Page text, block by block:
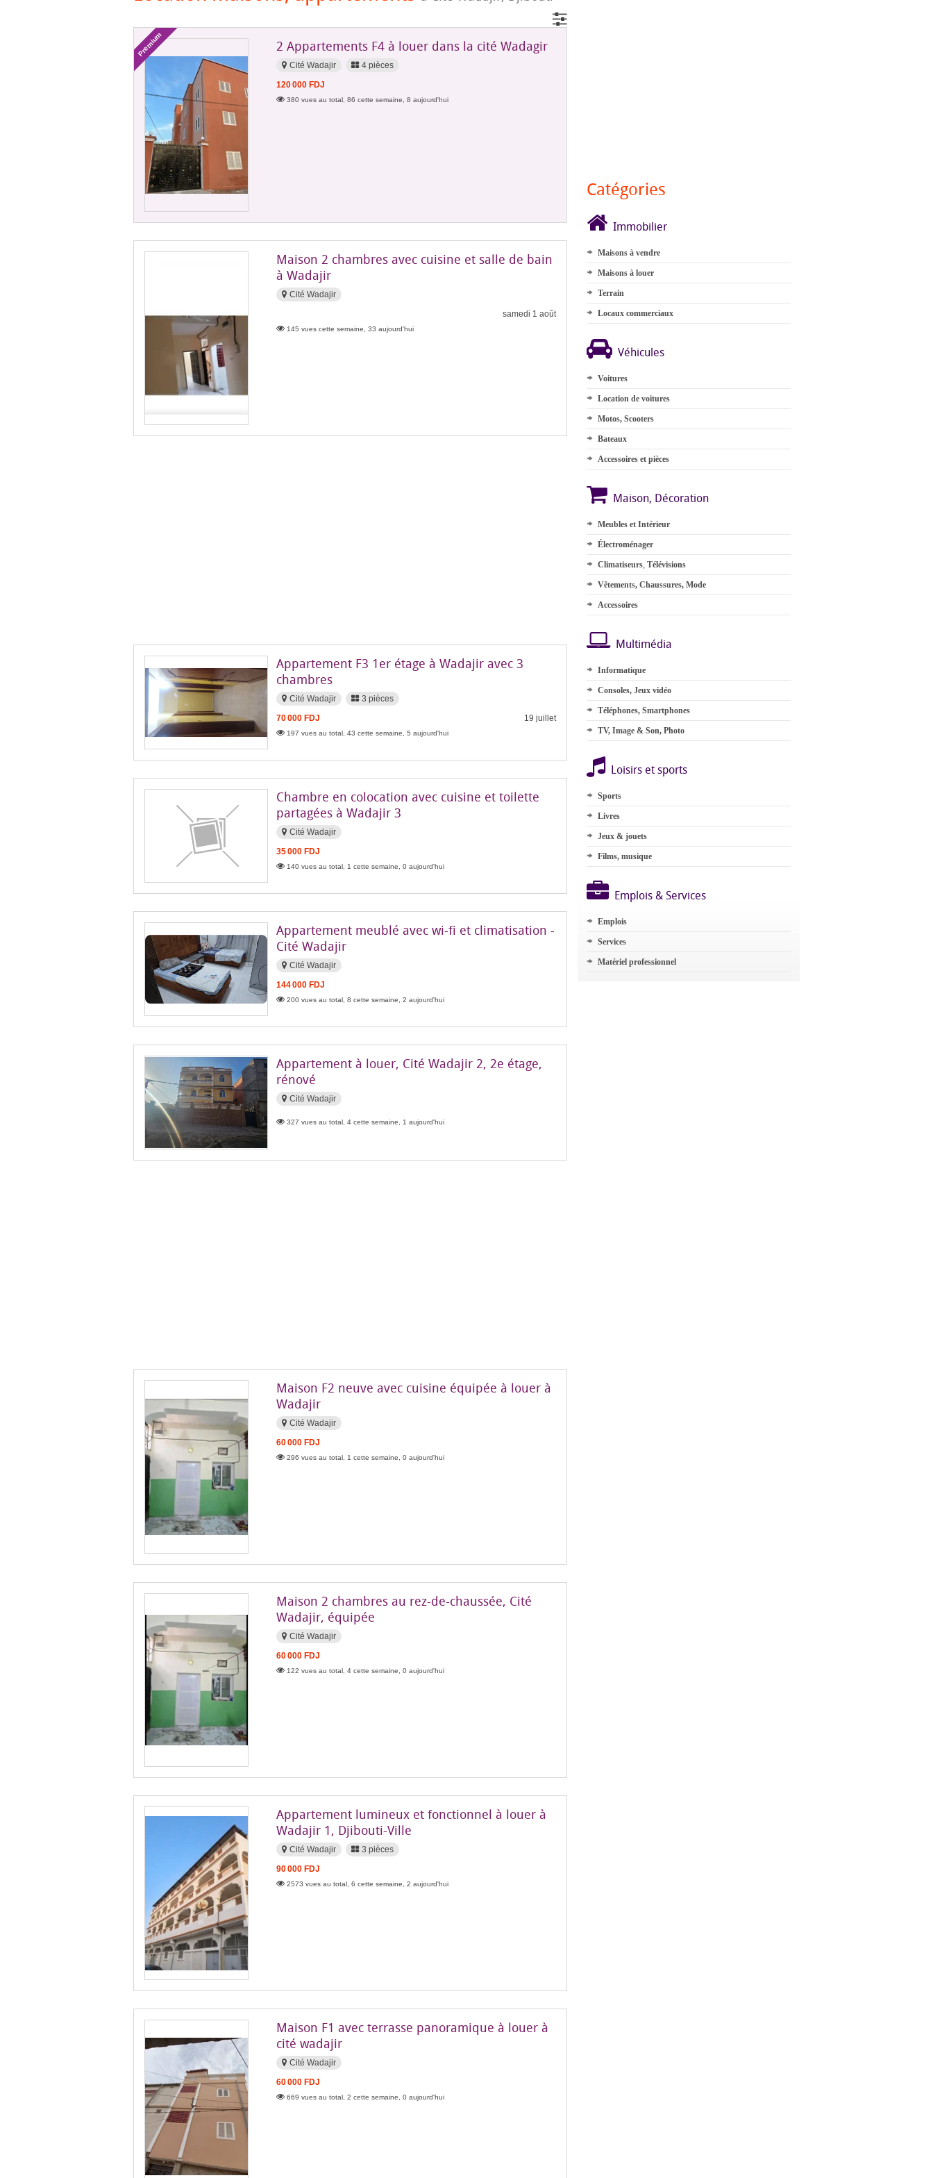
Premium 2 Appartements F4 à louer dans la cité Wadagir
Cité Wadajir
4 pièces
120 000 FDJ
380 vues au total, 86 cette semaine, 8 aujourd'hui
Maison 2 chambres avec cuisine et salle de bain
à Wadajir
Cité Wadajir
samedi 1 août
145 vues cette semaine, 33 aujourd'hui
Appartement F3 1er étage à Wadajir avec 3
chambres
Cité Wadajir
3 pièces
70 000 FDJ
19 juillet
197 vues au total, 43 cette semaine, 5 aujourd'hui
Chambre en colocation avec cuisine et toilette
partagées à Wadajir 3
Cité Wadajir
35 000 FDJ
140 vues au total, 1 cette semaine, 0 aujourd'hui
Appartement meublé avec wi-fi et climatisation -
Cité Wadajir
Cité Wadajir
144 000 FDJ
200 vues au total, 8 cette semaine, 2 aujourd'hui
Appartement à louer, Cité Wadajir 2, 2e étage,
rénové
Cité Wadajir
327 vues au total, 4 cette semaine, 1 aujourd'hui
Maison F2 neuve avec cuisine équipée à louer à
Wadajir
Cité Wadajir
60 000 FDJ
296 vues au total, 1 cette semaine, 0 aujourd'hui
Maison 2 chambres au rez-de-chaussée, Cité
Wadajir, équipée
Cité Wadajir
60 000 FDJ
122 vues au total, 4 cette semaine, 0 aujourd'hui
Appartement lumineux et fonctionnel à louer à
Wadajir 1, Djibouti-Ville
Cité Wadajir
3 pièces
90 000 FDJ
2573 vues au total, 6 cette semaine, 2 aujourd'hui
Maison F1 avec terrasse panoramique à louer à
cité wadajir
Cité Wadajir
60 000 FDJ
669 vues au total, 2 cette semaine, 0 aujourd'hui
Catégories
Immobilier
Maisons à vendre
Maisons à louer
Terrain
Locaux commerciaux
Véhicules
Voitures
Location de voitures
Motos, Scooters
Bateaux
Accessoires et pièces
Maison, Décoration
Meubles et Intérieur
Électroménager
Climatiseurs, Télévisions
Vêtements, Chaussures, Mode
Accessoires
Multimédia
Informatique
Consoles, Jeux vidéo
Téléphones, Smartphones
TV, Image & Son, Photo
Loisirs et sports
Sports
Livres
Jeux & jouets
Films, musique
Emplois & Services
Emplois
Services
Matériel professionnel